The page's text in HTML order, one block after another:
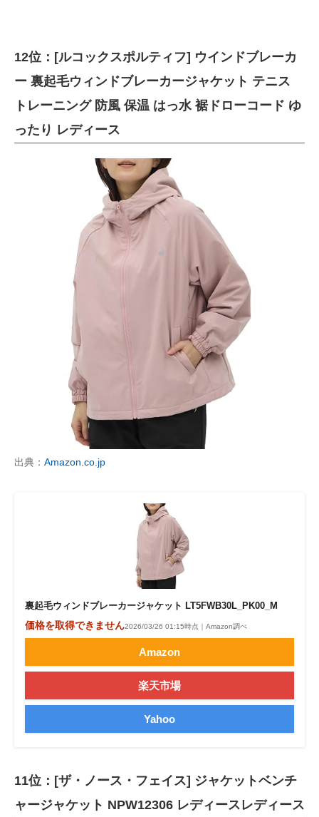
12位：[ルコックスポルティフ] ウインドブレーカ
ー 裏起毛ウィンドブレーカージャケット テニス
トレーニング 防風 保温 はっ水 裾ドローコード ゆ
ったり レディース
出典： Amazon.co.jp
裏起毛ウィンドブレーカージャケット LT5FWB30L_PK00_M
価格を取得できません2026/03/26 01:15時点｜Amazon調べ
Amazon
楽天市場
Yahoo
11位：[ザ・ノース・フェイス] ジャケットベンチ
ャージャケット NPW12306 レディースレディース